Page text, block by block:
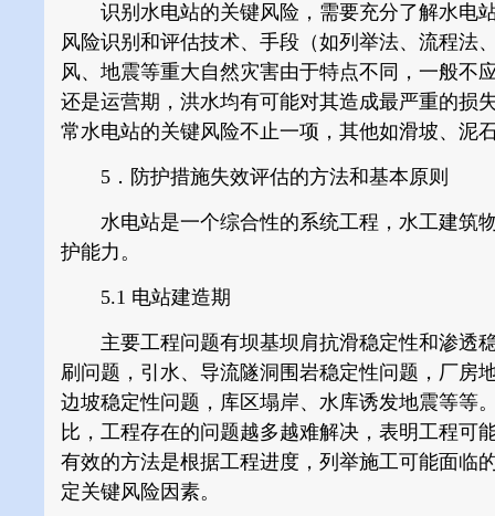
识别水电站的关键风险，需要充分了解水电
风险识别和评估技术、手段（如列举法、流程法
风、地震等重大自然灾害由于特点不同，一般不
还是运营期，洪水均有可能对其造成最严重的损
常水电站的关键风险不止一项，其他如滑坡、泥
5．防护措施失效评估的方法和基本原则
水电站是一个综合性的系统工程，水工建筑
护能力。
5.1 电站建造期
主要工程问题有坝基坝肩抗滑稳定性和渗透
刷问题，引水、导流隧洞围岩稳定性问题，厂房
边坡稳定性问题，库区塌岸、水库诱发地震等等
比，工程存在的问题越多越难解决，表明工程可
有效的方法是根据工程进度，列举施工可能面临
定关键风险因素。